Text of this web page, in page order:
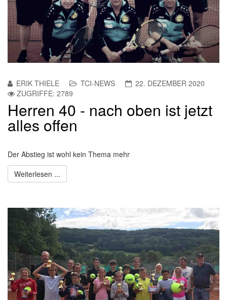
ERIK THIELE TCI-NEWS
22. DEZEMBER 2020
ZUGRIFFE: 2789
Herren 40 - nach oben ist jetzt
alles offen
Der Abstieg ist wohl kein Thema mehr
Weiterlesen ...